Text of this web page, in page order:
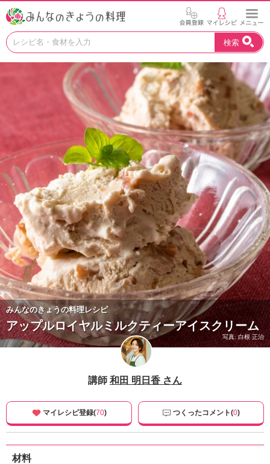
お
い
レ
シ
ピ
を
見
つ
け
よ
う
。
N
H
K
エ
デ
ュ
ケ
ー
シ
ョ
ナ
ル
「
み
ん
な
き
検索
みんなのきょうの料理レシピ
アップルロイヤルミルクティーアイスクリーム
写真: 白根 正治
講師 和田 明日香 さん
マイレシピ登録(70) つくったコメント(0)
材料